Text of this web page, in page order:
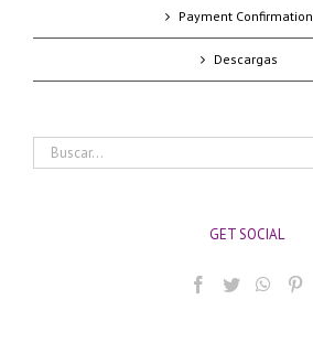
Payment Confirmation
Descargas
Buscar:
GET SOCIAL